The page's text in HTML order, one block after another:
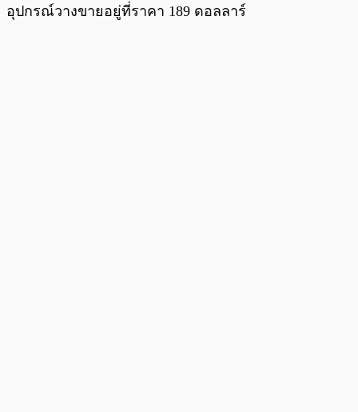
อุปกรณ์วางขายอยู่ที่ราคา 189 ดอลลาร์